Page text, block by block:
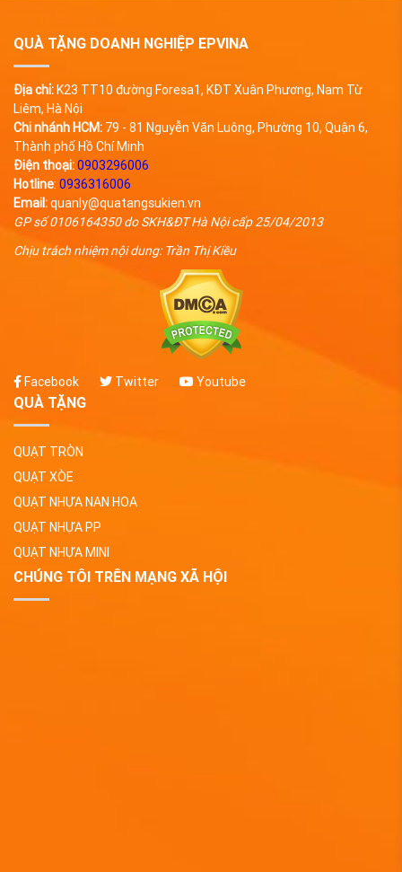
QUÀ TẶNG DOANH NGHIỆP EPVINA
Địa chỉ:K23 TT10 đường Foresa1, KĐT Xuân Phương, Nam Từ
Liêm, Hà Nội
Chi nhánh HCM: 79 - 81 Nguyễn Văn Luông, Phường 10, Quận 6,
Thành phố Hồ Chí Minh
Điện thoại:0903296006
Hotline: 0936316006
Email:quanly@quatangsukien.vn
GP số 0106164350 do SKH&ĐT Hà Nội cấp 25/04/2013
Chịu trách nhiệm nội dung: Trần Thị Kiều
Facebook Twitter Youtube
QUÀ TẶNG
QUẠT TRÒN
QUẠT XÒE
QUẠT NHỰA NAN HOA
QUẠT NHỰA PP
QUẠT NHỰA MINI
CHÚNG TÔI TRÊN MẠNG XÃ HỘI